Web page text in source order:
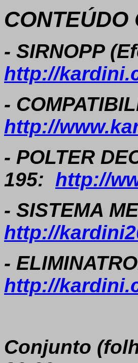
CONTEÚDO
- SIRNOPP
http://
-
http://
- POLTER
195: http://
- SISTEMA
http://
-
http://
Conjunto